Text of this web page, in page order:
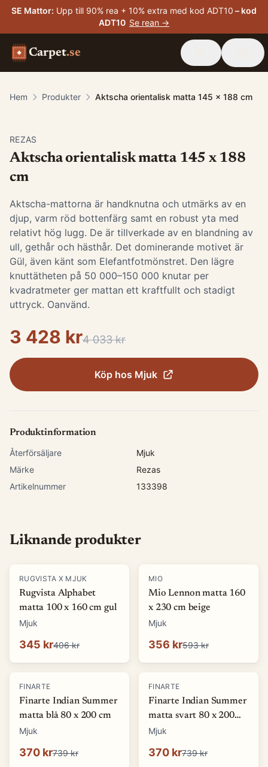
SE Mattor: Upp till 90% rea + 10% extra med kod ADT10 – kod
ADT10 Se rean →
Carpet.se
Hem Produkter Aktscha orientalisk matta 145 x 188 cm
REZAS
Aktscha orientalisk matta 145 x 188
cm
Aktscha-mattorna är handknutna och utmärks av en
djup, varm röd bottenfärg samt en robust yta med
relativt hög lugg. De är tillverkade av en blandning av
ull, gethår och hästhår. Det dominerande motivet är
Gül, även känt som Elefantfotmönstret. Den lägre
knuttätheten på 50 000–150 000 knutar per
kvadratmeter ger mattan ett kraftfullt och stadigt
uttryck. Oanvänd.
3 428 kr4 033 kr
Köp hos Mjuk
Produktinformation
Återförsäljare
Mjuk
Märke
Rezas
Artikelnummer
133398
Liknande produkter
-15%
RUGVISTA X MJUK
Rugvista Alphabet
matta 100 x 160 cm gul
Mjuk
345 kr406 kr
-40%
MIO
Mio Lennon matta 160
x 230 cm beige
Mjuk
356 kr593 kr
-50 %
FINARTE
Finarte Indian Summer
matta blå 80 x 200 cm
Mjuk
370 kr739 kr
-50 %
FINARTE
Finarte Indian Summer
matta svart 80 x 200
cm
Mjuk
370 kr739 kr